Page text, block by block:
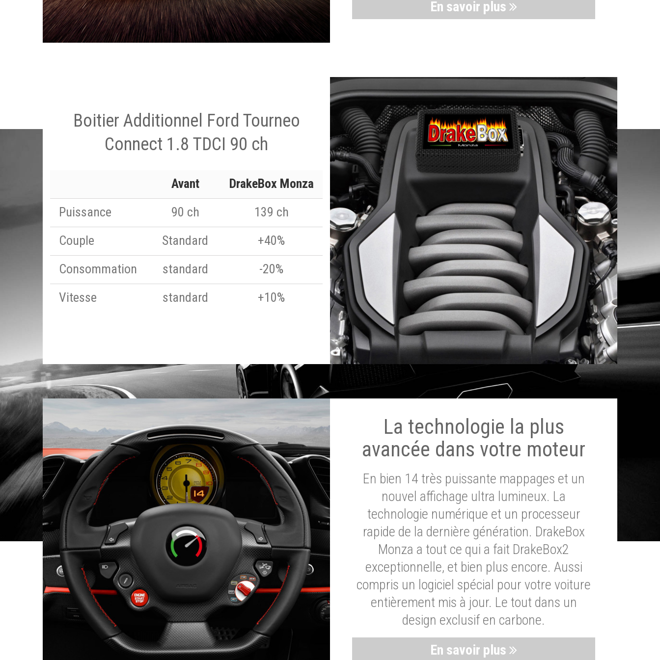
En savoir plus
Boitier Additionnel Ford Tourneo
Connect 1.8 TDCI 90 ch
Avant
DrakeBox Monza
Puissance
90 ch
139 ch
Couple
Standard
+40%
Consommation
standard
-20%
Vitesse
standard +10%
La technologie la plus
avancée dans votre moteur
En bien 14 très puissante mappages et un
nouvel affichage ultra lumineux. La
technologie numérique et un processeur
rapide de la dernière génération. DrakeBox
Monza a tout ce qui a fait DrakeBox2
exceptionnelle, et bien plus encore. Aussi
compris un logiciel spécial pour votre voiture
entièrement mis à jour. Le tout dans un
design exclusif en carbone.
En savoir plus